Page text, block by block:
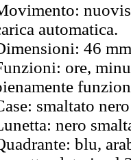
automatica.
46
ore,
smaltato
nero
blu,